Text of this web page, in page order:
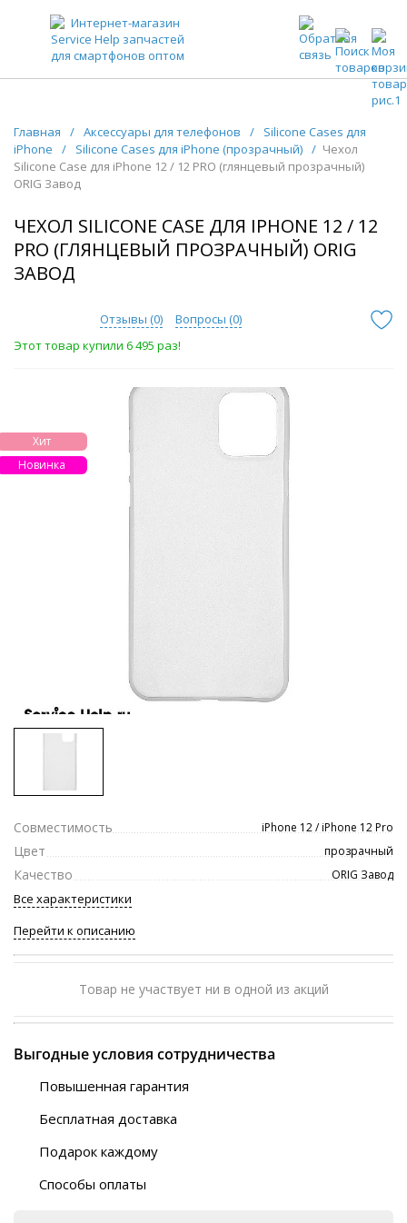
ЗАПЧАСТИ ДЛЯ ТЕЛЕФОНОВ ОПТОМ
Главная / Аксессуары для телефонов /
Silicone Cases для
iPhone
/ Silicone Cases для iPhone (прозрачный) / Чехол
Silicone Case для iPhone 12 / 12 PRO (глянцевый прозрачный)
ORIG Завод
ЧЕХОЛ SILICONE CASE ДЛЯ IPHONE 12 / 12
PRO (ГЛЯНЦЕВЫЙ ПРОЗРАЧНЫЙ) ORIG
ЗАВОД
Отзывы (0) Вопросы (0)
Этот товар купили 6 495 раз!
Хит
Новинка
Совместимость iPhone 12 / iPhone 12 Pro
Цвет прозрачный
Качество ORIG Завод
Все характеристики
Перейти к описанию
Товар не участвует ни в одной из акций
Выгодные условия сотрудничества
Повышенная гарантия
Бесплатная доставка
Автобусы (по ЮФО)
“BlaBlaCar” (по ЮФО)
Подарок каждому
Способы оплаты